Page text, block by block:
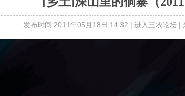
发布时间:2011年05月18日 14:32 | 进入三农论坛 |